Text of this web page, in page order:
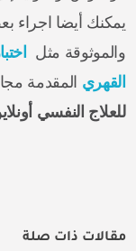
يمكنك أيضا اجراء
والموثوقة مثل
القهري المقدمة
للعلاج النفسي
مقالات ذات صلة